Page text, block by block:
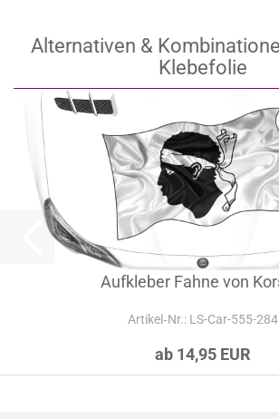
Alternativen &
Klebefolie
Aufkleber Fahne von
Artikel‑Nr.: LS-Car-555-284
ab 14,95 EUR